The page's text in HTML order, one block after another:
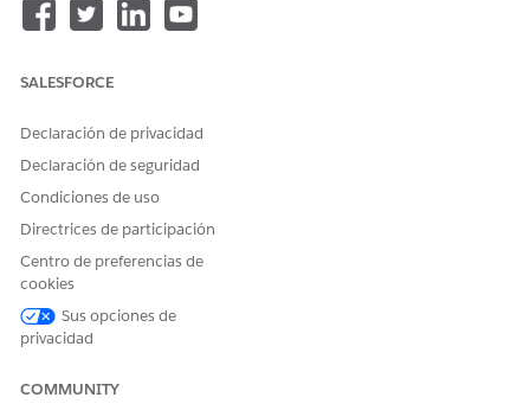
SALESFORCE
Declaración de privacidad
Declaración de seguridad
Condiciones de uso
Directrices de participación
Centro de preferencias de
cookies
Sus opciones de
privacidad
COMMUNITY